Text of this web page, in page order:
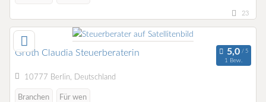
23
Groth Claudia Steuerberaterin
1 Bew.
10777 Berlin, Deutschland
Branchen Für wen